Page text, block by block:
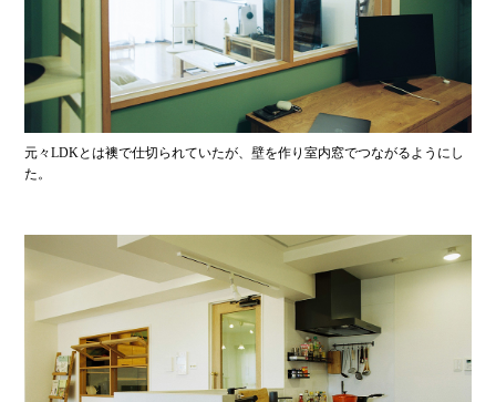
元々LDKとは襖で仕切られていたが、壁を作り室内窓でつながるようにし
た。